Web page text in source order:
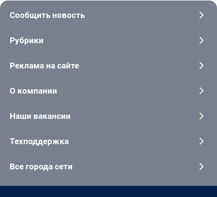
Сообщить новость
Рубрики
Реклама на сайте
О компании
Наши вакансии
Техподдержка
Все города сети